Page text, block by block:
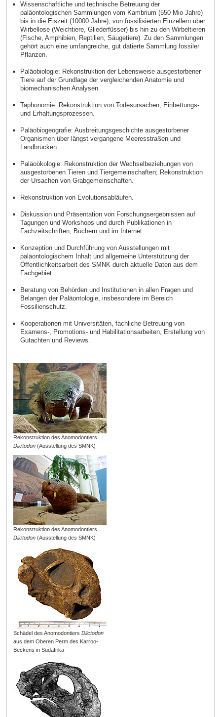
Wissenschaftliche und technische Betreuung der
paläontologischen Sammlungen vom Kambrium (550 Mio Jahre)
bis in die Eiszeit (10000 Jahre), von fossilisierten Einzellern über
Wirbellose (Weichtiere, Gliederfüsser) bis hin zu den Wirbeltieren
(Fische, Amphibien, Reptilien, Säugetiere). Zu den Sammlungen
gehört auch eine umfangreiche, gut datierte Sammlung fossiler
Pflanzen.
Paläobiologie: Rekonstruktion der Lebensweise ausgestorbener
Tiere auf der Grundlage der vergleichenden Anatomie und
biomechanischen Analysen.
Taphonomie: Rekonstruktion von Todesursachen, Einbettungs-
und Erhaltungsprozessen.
Paläobiogeografie: Ausbreitungsgeschichte ausgestorbener
Organismen über längst vergangene Meeresstraßen und
Landbrücken.
Paläoökologie: Rekonstruktion der Wechselbeziehungen von
ausgestorbenen Tieren und Tiergemeinschaften; Rekonstruktion
der Ursachen von Grabgemeinschaften.
Rekonstruktion von Evolutionsabläufen.
Diskussion und Präsentation von Forschungsergebnissen auf
Tagungen und Workshops und durch Publikationen in
Fachzeitschriften, Büchern und im Internet.
Konzeption und Durchführung von Ausstellungen mit
paläontologischem Inhalt und allgemeine Unterstützung der
Öffentlichkeitsarbeit des SMNK durch aktuelle Daten aus dem
Fachgebiet.
Beratung von Behörden und Institutionen in allen Fragen und
Belangen der Paläontologie, insbesondere im Bereich
Fossilienschutz.
Kooperationen mit Universitäten, fachliche Betreuung von
Examens-, Promotions- und Habilitationsarbeiten, Erstellung von
Gutachten und Reviews.
Rekonstruktion des Anomodontiers
Diictodon(Ausstellung des SMNK)
Rekonstruktion des Anomodontiers
Diictodon(Ausstellung des SMNK)
Schädel des Anomodontiers Diictodon
aus dem Oberen Perm des Karroo-
Beckens in Südafrika